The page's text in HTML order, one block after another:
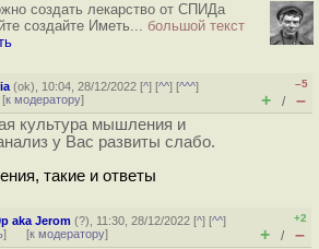
создать лекарство от СПИДа
создайте Иметь... большой текст
(ok), 10:04, 28/12/2022 [^] [^^] [^^^]
к модератору]
–5
+ / –
культура мышления и
у Вас развиты слабо.
такие и ответы
aka Jerom (?), 11:30, 28/12/2022 [^] [^^]
] [к модератору]
+2
+ / –